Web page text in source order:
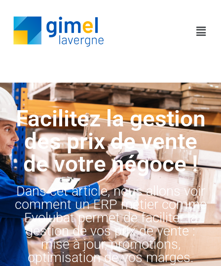
Facilitez la gestion
des prix de vente
de votre négoce !
Dans cet article, nous allons voir
comment un ERP métier comme
Evolubat permet de faciliter la
gestion de vos prix de vente :
mise à jour, promotions,
optimisation de vos marges.